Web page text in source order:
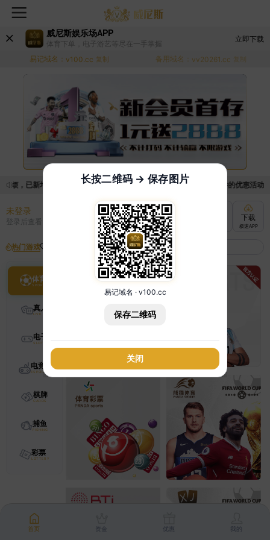
威尼斯娱乐场APP
体育下单，电子游艺等尽在一手掌握
立即下载
易记域名： v100.cc 复制 备用域名： vv20261.cc 复制
烦，已新增优惠系统，现在可以前往【福利中心】界面领取满足条件的优惠活动
未登录
登录后查看 充值
快速到账
下载
极速APP
热门游戏
体育
真人
电子
电竞
棋牌
捕鱼
彩票
首页 资金 优惠 我的
长按二维码 → 保存图片
易记域名 · v100.cc
保存二维码
关闭